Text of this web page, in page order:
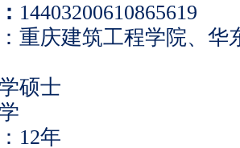
14403200610865619
重庆建筑工程学院、华
硕士
12年